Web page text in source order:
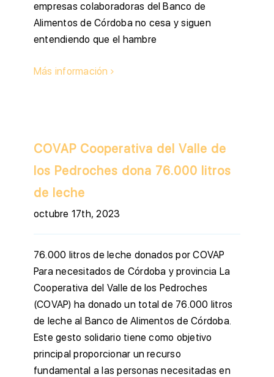
empresas colaboradoras del Banco de
Alimentos de Córdoba no cesa y siguen
entendiendo que el hambre
Más información
COVAP Cooperativa del Valle de
los Pedroches dona 76.000 litros
de leche
octubre 17th, 2023
76.000 litros de leche donados por COVAP
Para necesitados de Córdoba y provincia La
Cooperativa del Valle de los Pedroches
(COVAP) ha donado un total de 76.000 litros
de leche al Banco de Alimentos de Córdoba.
Este gesto solidario tiene como objetivo
principal proporcionar un recurso
fundamental a las personas necesitadas en